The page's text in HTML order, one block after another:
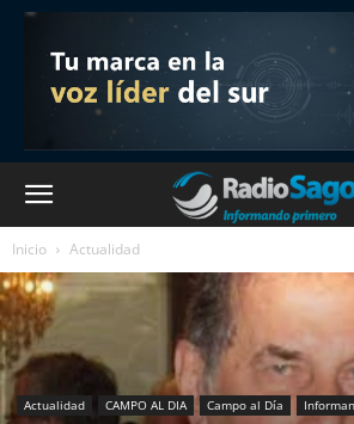
Inicio Actualidad
Actualidad CAMPO AL DIA Campo al Día